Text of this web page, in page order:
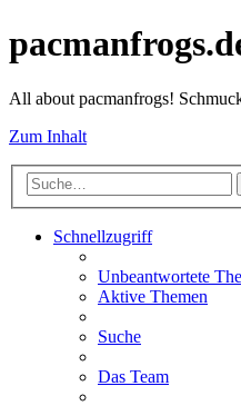
All about pacmanfrogs!
Zum Inhalt
Schnellzugriff
Unbeantwortete
Aktive Themen
Suche
Das Team